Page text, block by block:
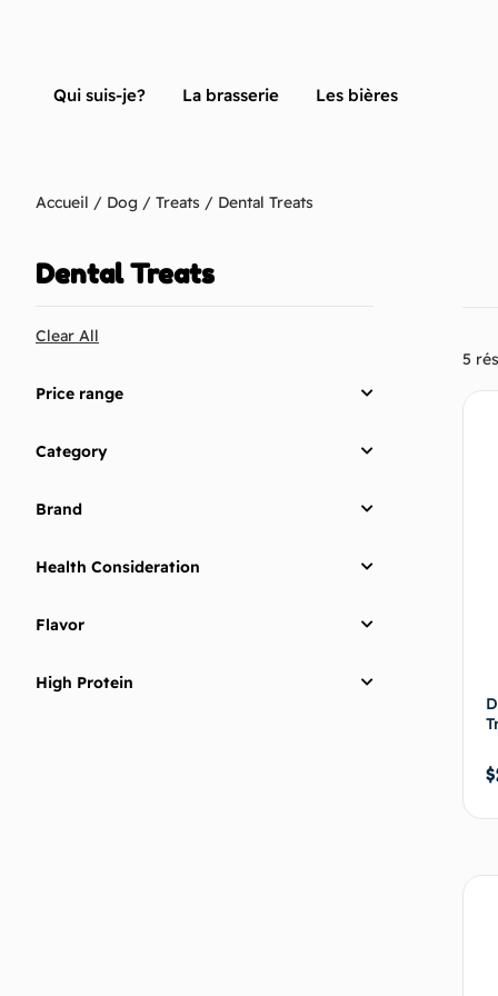
Qui suis-je? La brasserie Les bières
Accueil / Dog / Treats / Dental Treats
Dental Treats
Clear All
Price range
Category
Brand
Health Consideration
Flavor
High Protein
5
$